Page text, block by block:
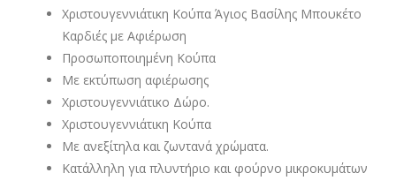
Χριστουγεννιάτικη Κούπα Άγιος Βασίλης Μπουκέτο
Καρδιές με Αφιέρωση
Προσωποποιημένη Κούπα
Με εκτύπωση αφιέρωσης
Χριστουγεννιάτικο Δώρο.
Χριστουγεννιάτικη Κούπα
Με ανεξίτηλα και ζωντανά χρώματα.
Κατάλληλη για πλυντήριο και φούρνο μικροκυμάτων